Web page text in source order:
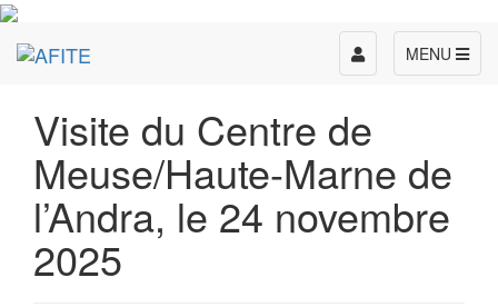
MENU
Toggle
navigation
Visite du Centre de
Meuse/Haute-Marne de
l’Andra, le 24 novembre
2025